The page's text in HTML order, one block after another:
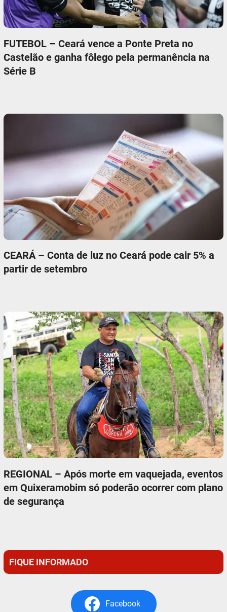
FUTEBOL – Ceará vence a Ponte Preta no
Castelão e ganha fôlego pela permanência na
Série B
CEARÁ – Conta de luz no Ceará pode cair 5% a
partir de setembro
REGIONAL – Após morte em vaquejada, eventos
em Quixeramobim só poderão ocorrer com plano
de segurança
FIQUE INFORMADO
Facebook